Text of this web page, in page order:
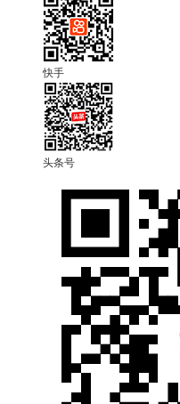
快手
头条号